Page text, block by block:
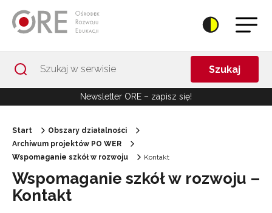
Szukaj
Newsletter ORE – zapisz się!
Start
Obszary działalności
Archiwum projektów PO WER
Wspomaganie szkół w rozwoju
Kontakt
Wspomaganie szkół w rozwoju –
Kontakt